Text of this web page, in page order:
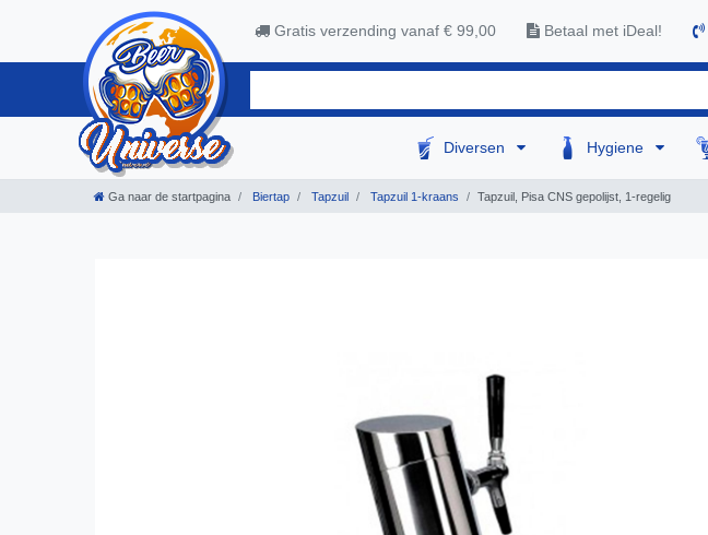
Gratis verzending vanaf € 99,00 Betaal met iDeal!
Diversen Hygiene
Ga naar de startpagina Biertap Tapzuil Tapzuil 1-kraans Tapzuil, Pisa CNS gepolijst, 1-regelig